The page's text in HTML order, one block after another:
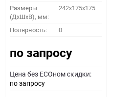
Размеры
(ДхШхВ), мм:
242x175x175
Полярность: 0
по запросу
Цена без ECOном скидки:
по запросу